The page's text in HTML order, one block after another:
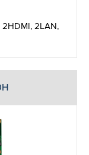
2HDMI, 2LAN,